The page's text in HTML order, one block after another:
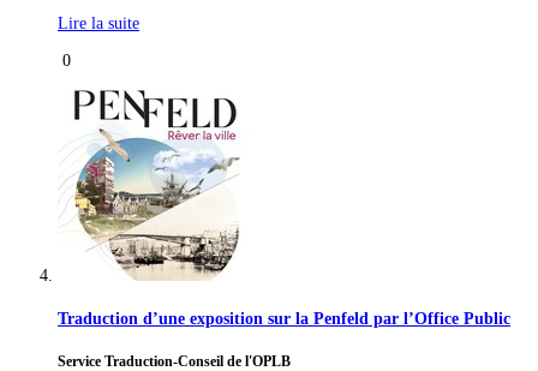
Lire la suite
0
Traduction d’une exposition sur la Penfeld par l’Office Public
Service Traduction-Conseil de l'OPLB